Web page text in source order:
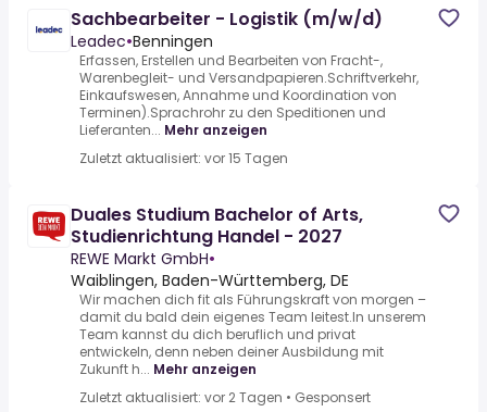
Sachbearbeiter - Logistik (m/w/d)
Leadec•Benningen
Erfassen, Erstellen und Bearbeiten von Fracht-,
Warenbegleit- und Versandpapieren.Schriftverkehr,
Einkaufswesen, Annahme und Koordination von
Terminen).Sprachrohr zu den Speditionen und
Lieferanten... Mehr anzeigen
Zuletzt aktualisiert: vor 15 Tagen
Duales Studium Bachelor of Arts,
Studienrichtung Handel - 2027
REWE Markt GmbH•
Waiblingen, Baden-Württemberg, DE
Wir machen dich fit als Führungskraft von morgen –
damit du bald dein eigenes Team leitest.In unserem
Team kannst du dich beruflich und privat
entwickeln, denn neben deiner Ausbildung mit
Zukunft h... Mehr anzeigen
Zuletzt aktualisiert: vor 2 Tagen • Gesponsert